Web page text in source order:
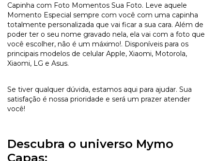
Capinha com Foto Momentos Sua Foto. Leve aquele
Momento Especial sempre com você com uma capinha
totalmente personalizada que vai ficar a sua cara. Além de
poder ter o seu nome gravado nela, ela vai com a foto que
você escolher, não é um máximo!. Disponíveis para os
principais modelos de celular Apple, Xiaomi, Motorola,
Xiaomi, LG e Asus.
Se tiver qualquer dúvida, estamos aqui para ajudar. Sua
satisfação é nossa prioridade e será um prazer atender
você!
Descubra o universo Mymo
Capas: